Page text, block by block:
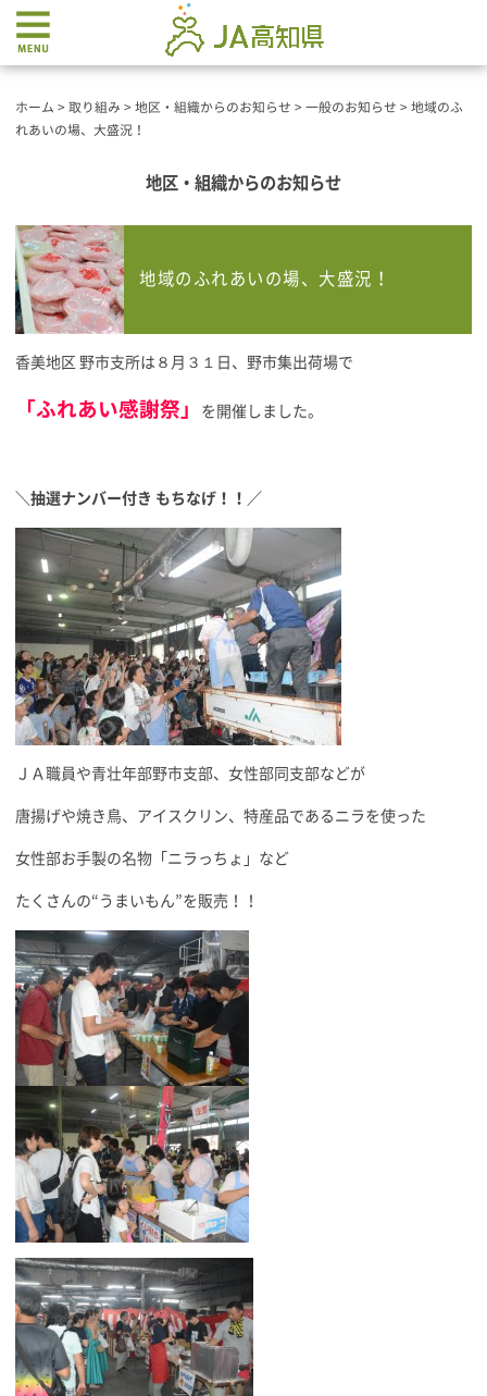
ホーム > 取り組み > 地区・組織からのお知らせ > 一般のお知らせ > 地域のふ
れあいの場、大盛況！
地区・組織からのお知らせ
地域のふれあいの場、大盛況！
香美地区 野市支所は８月３１日、野市集出荷場で
「ふれあい感謝祭」 を開催しました。
＼抽選ナンバー付き もちなげ！！／
ＪＡ職員や青壮年部野市支部、女性部同支部などが
唐揚げや焼き鳥、アイスクリン、特産品であるニラを使った
女性部お手製の名物「ニラっちょ」など
たくさんの“うまいもん”を販売！！